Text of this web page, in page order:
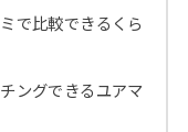
で比較できるくら
ングできるユアマ